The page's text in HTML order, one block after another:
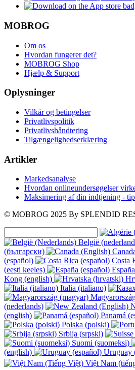
MOBROG
Om os
Hvordan fungerer det?
MOBROG Shop
Hjælp & Support
Oplysninger
Vilkår og betingelser
Privatlivspolitik
Privatlivshåndtering
Tilgængelighedserklæring
Artikler
Markedsanalyse
Hvordan onlineundersøgelser
Maksimering af din indtjening -
© MOBROG 2025 By SPLENDID
België
(български)
(español)
Costa
(eesti keeles)
Kong (english)
Italia (italiano)
(nederlands)
(english)
Panamá
Polska (polski)
Srbija (srpski)
Suomi (suomeksi)
(english)
Uruguay
Việt Nam